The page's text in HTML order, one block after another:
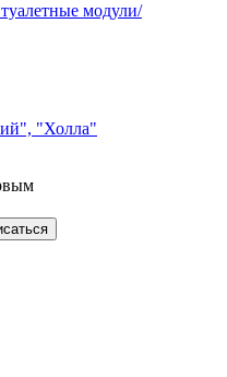
модули/
"Холла"